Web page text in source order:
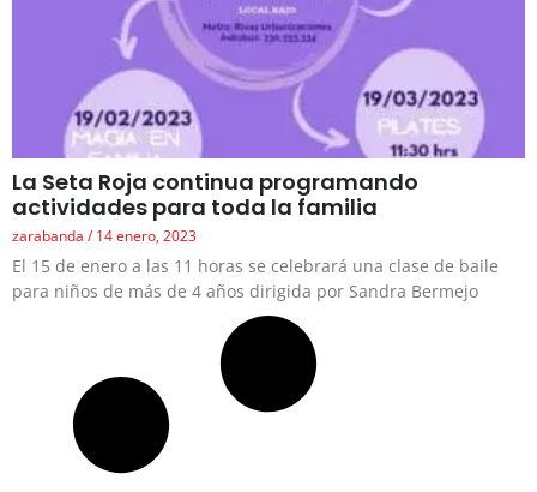
La Seta Roja continua programando
actividades para toda la familia
zarabanda 14 enero, 2023
El 15 de enero a las 11 horas se celebrará una clase de baile
para niños de más de 4 años dirigida por Sandra Bermejo